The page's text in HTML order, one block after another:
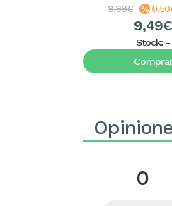
9,99€
9,49€
Stock: -
Comprar
0